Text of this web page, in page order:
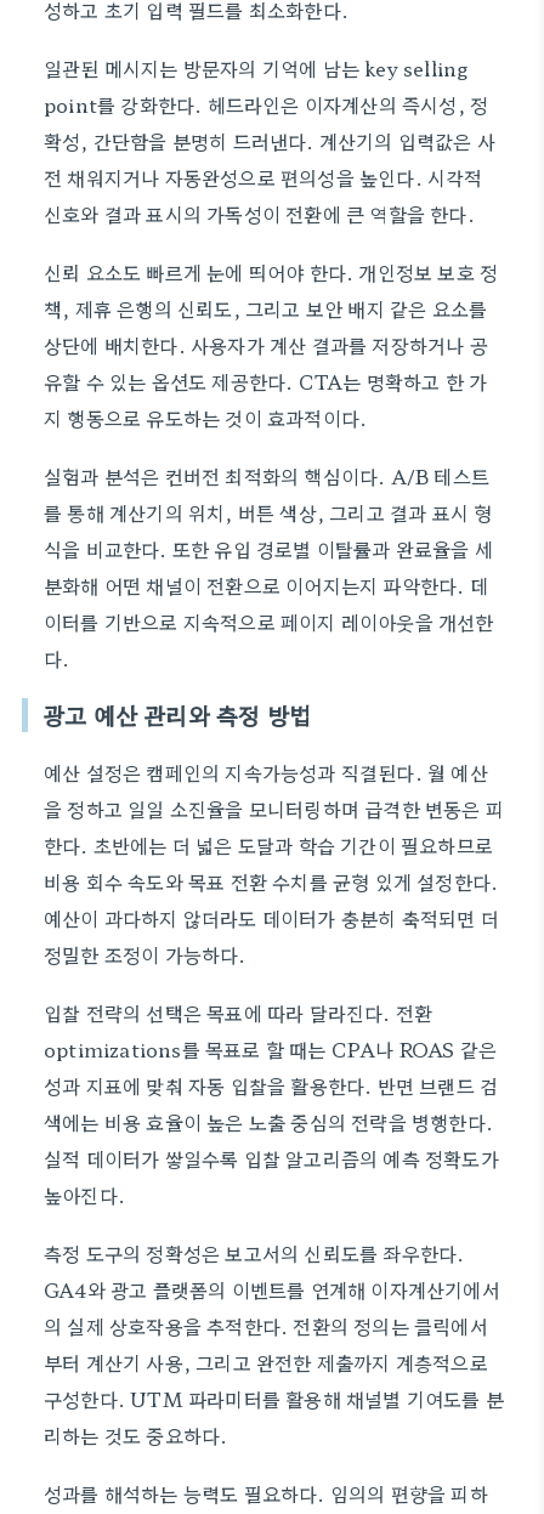
성하고 초기 입력 필드를 최소화한다.
일관된 메시지는 방문자의 기억에 남는 key selling
point를 강화한다. 헤드라인은 이자계산의 즉시성, 정
확성, 간단함을 분명히 드러낸다. 계산기의 입력값은 사
전 채워지거나 자동완성으로 편의성을 높인다. 시각적
신호와 결과 표시의 가독성이 전환에 큰 역할을 한다.
신뢰 요소도 빠르게 눈에 띄어야 한다. 개인정보 보호 정
책, 제휴 은행의 신뢰도, 그리고 보안 배지 같은 요소를
상단에 배치한다. 사용자가 계산 결과를 저장하거나 공
유할 수 있는 옵션도 제공한다. CTA는 명확하고 한 가
지 행동으로 유도하는 것이 효과적이다.
실험과 분석은 컨버전 최적화의 핵심이다. A/B 테스트
를 통해 계산기의 위치, 버튼 색상, 그리고 결과 표시 형
식을 비교한다. 또한 유입 경로별 이탈률과 완료율을 세
분화해 어떤 채널이 전환으로 이어지는지 파악한다. 데
이터를 기반으로 지속적으로 페이지 레이아웃을 개선한
다.
광고 예산 관리와 측정 방법
예산 설정은 캠페인의 지속가능성과 직결된다. 월 예산
을 정하고 일일 소진율을 모니터링하며 급격한 변동은 피
한다. 초반에는 더 넓은 도달과 학습 기간이 필요하므로
비용 회수 속도와 목표 전환 수치를 균형 있게 설정한다.
예산이 과다하지 않더라도 데이터가 충분히 축적되면 더
정밀한 조정이 가능하다.
입찰 전략의 선택은 목표에 따라 달라진다. 전환
optimizations를 목표로 할 때는 CPA나 ROAS 같은
성과 지표에 맞춰 자동 입찰을 활용한다. 반면 브랜드 검
색에는 비용 효율이 높은 노출 중심의 전략을 병행한다.
실적 데이터가 쌓일수록 입찰 알고리즘의 예측 정확도가
높아진다.
측정 도구의 정확성은 보고서의 신뢰도를 좌우한다.
GA4와 광고 플랫폼의 이벤트를 연계해 이자계산기에서
의 실제 상호작용을 추적한다. 전환의 정의는 클릭에서
부터 계산기 사용, 그리고 완전한 제출까지 계층적으로
구성한다. UTM 파라미터를 활용해 채널별 기여도를 분
리하는 것도 중요하다.
성과를 해석하는 능력도 필요하다. 임의의 편향을 피하